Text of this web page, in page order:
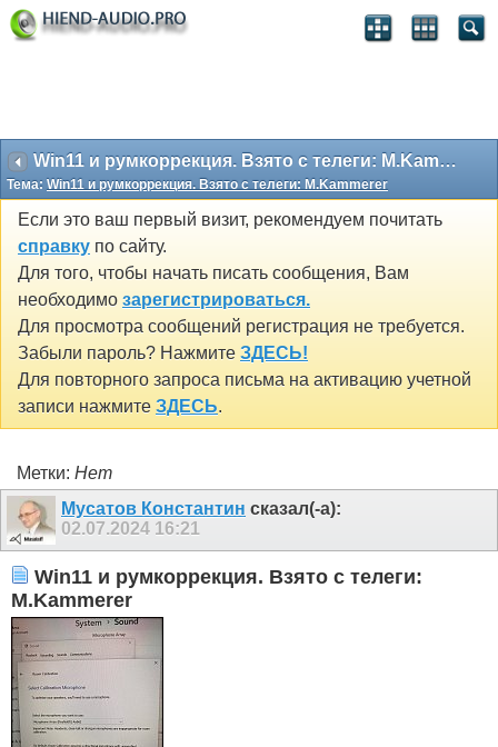
Win11 и румкоррекция. Взято с телеги: M.Kammerer
Тема: Win11 и румкоррекция. Взято с телеги: M.Kammerer
Если это ваш первый визит, рекомендуем почитать
справку по сайту.
Для того, чтобы начать писать сообщения, Вам
необходимо зарегистрироваться.
Для просмотра сообщений регистрация не требуется.
Забыли пароль? Нажмите ЗДЕСЬ!
Для повторного запроса письма на активацию учетной
записи нажмите ЗДЕСЬ.
Метки: Нет
Мусатов Константин сказал(-а):
02.07.2024 16:21
Win11 и румкоррекция. Взято с телеги:
M.Kammerer